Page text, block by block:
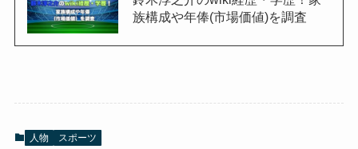
族構成や年俸(市場価値)を調査
人物 スポーツ